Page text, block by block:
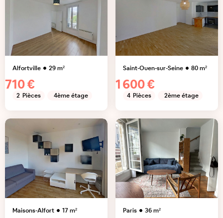
Alfortville 29m²
710 €
2 Pièces 4ème étage
Saint-Ouen-sur-Seine 80m²
1 600 €
4 Pièces 2ème étage
Maisons-Alfort 17m² Paris 36m²